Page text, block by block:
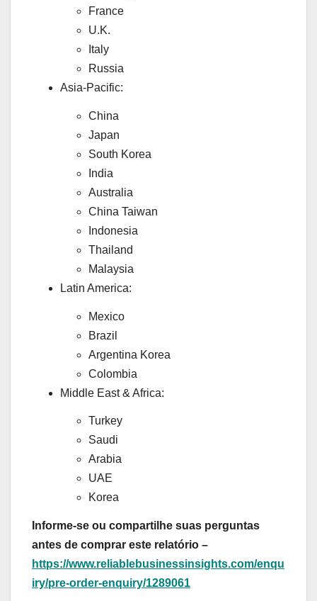
France
U.K.
Italy
Russia
Asia-Pacific:
China
Japan
South Korea
India
Australia
China Taiwan
Indonesia
Thailand
Malaysia
Latin America:
Mexico
Brazil
Argentina Korea
Colombia
Middle East & Africa:
Turkey
Saudi
Arabia
UAE
Korea
Informe-se ou compartilhe suas perguntas
antes de comprar este relatório –
https://www.reliablebusinessinsights.com/enqu
iry/pre-order-enquiry/1289061